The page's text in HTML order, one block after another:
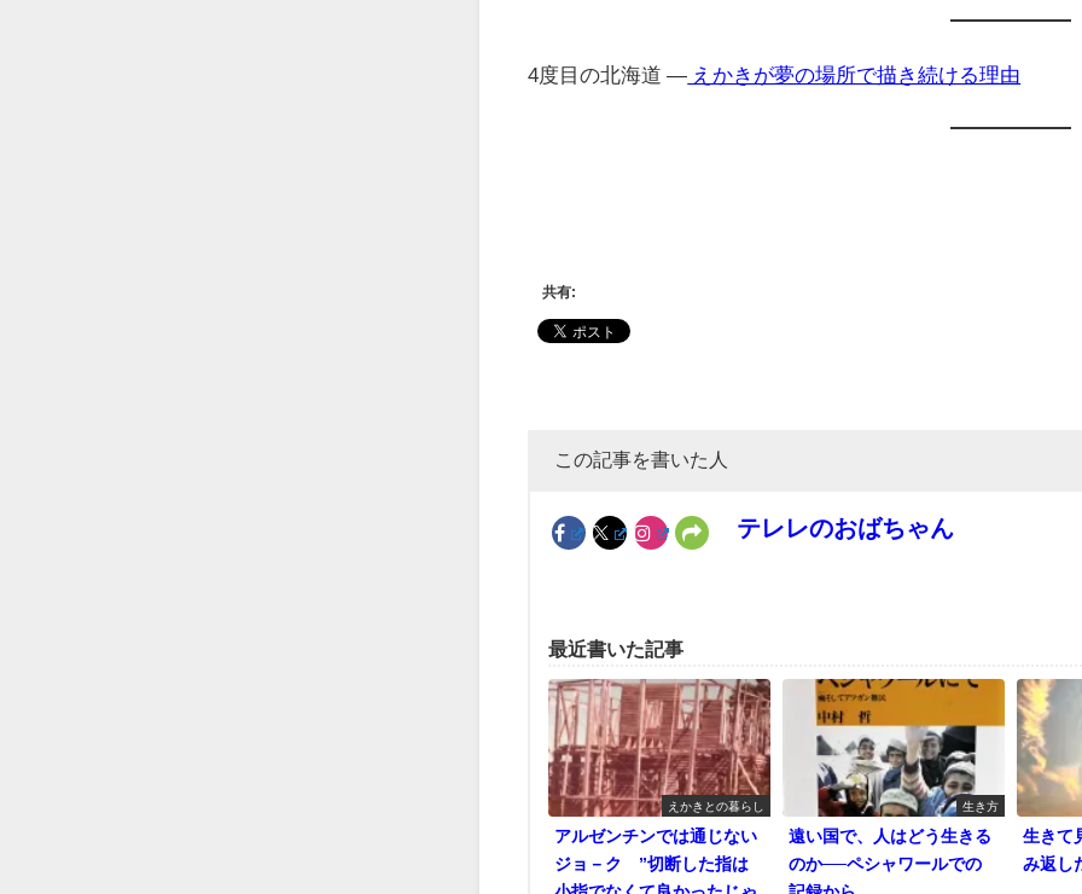
4度目の北海道 — えかきが夢の場所で描き続ける理由
共有:
この記事を書いた人
テレレのおばちゃん
最近書いた記事
えかきとの暮らし
アルゼンチンでは通じない
ジョ－ク ”切断した指は
生き方
遠い国で、人はどう生きる
のか──ペシャワールでの
生きて
み返し